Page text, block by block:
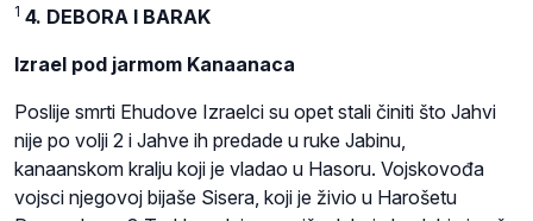
1 4. DEBORA I BARAK
Izrael pod jarmom Kanaanaca
Poslije smrti Ehudove Izraelci su opet stali činiti što Jahvi
nije po volji 2 i Jahve ih predade u ruke Jabinu,
kanaanskom kralju koji je vladao u Hasoru. Vojskovođa
vojsci njegovoj bijaše Sisera, koji je živio u Harošetu